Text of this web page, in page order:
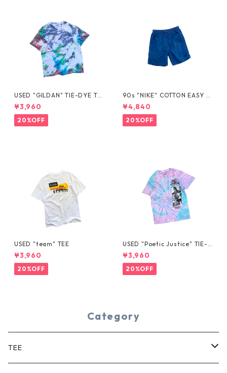
USED "GILDAN" TIE-DYE TE
E
¥3,960
20%OFF
90s "NIKE" COTTON EASY S
HORTS
¥4,840
20%OFF
USED "team" TEE
¥3,960
20%OFF
USED "Poetic Justice" TIE-D
YE TEE
¥3,960
20%OFF
Category
TEE